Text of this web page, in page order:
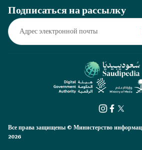
Подписаться на рассылку
Все права защищены © Министерство
2026